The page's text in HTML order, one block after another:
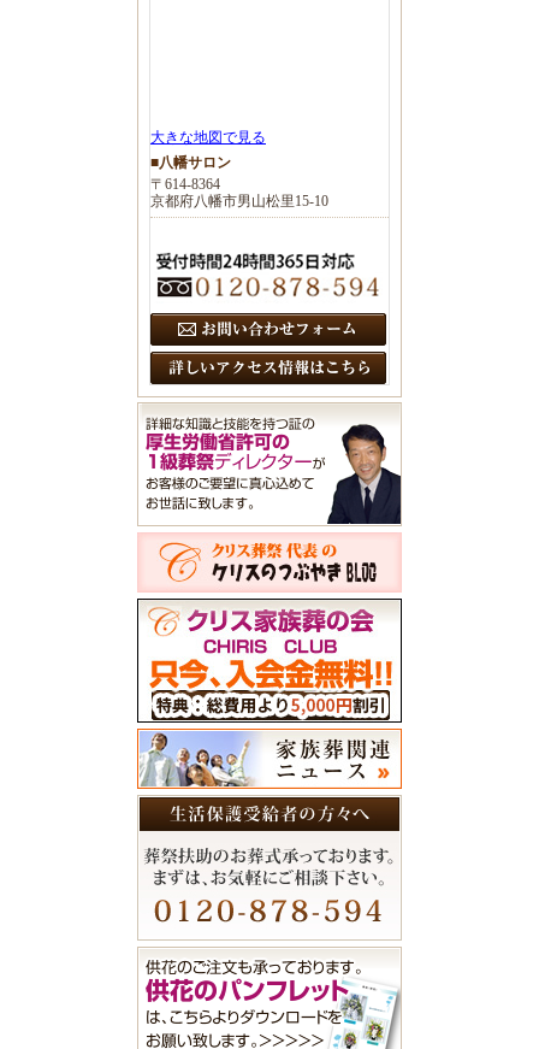
大きな地図で見る
■八幡サロン
〒614-8364
京都府八幡市男山松里15-10